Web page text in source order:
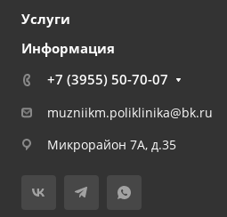
Услуги
Информация
+7 (3955) 50-70-07
muzniikm.poliklinika@bk.ru
Микрорайон 7А, д.35